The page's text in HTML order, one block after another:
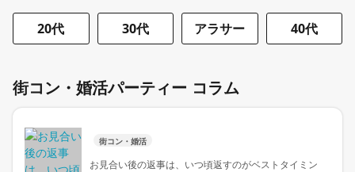
20代 30代 アラサー 40代
街コン・婚活パーティー コラム
街コン・婚活
お見合い後の返事は、いつ頃返すのがベストタイミン